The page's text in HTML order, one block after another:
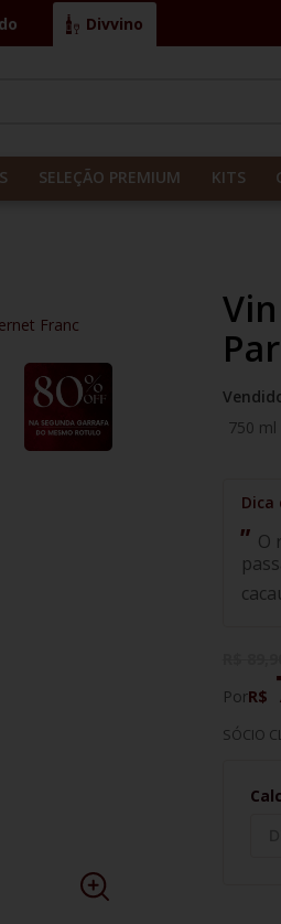
Divvino
SELEÇÃO PREMIUM KITS
Franc
750 ml
O
PorR$
SÓCIO